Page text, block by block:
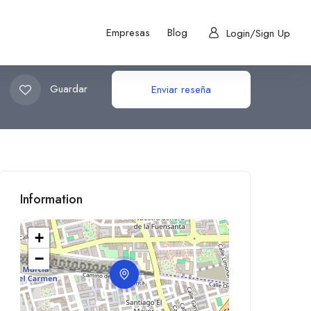
Empresas Blog Login/Sign Up
Guardar Enviar reseña
Information
+
−